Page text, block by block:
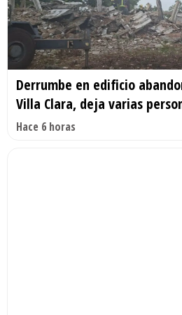
Derrumbe en edificio
Villa Clara, deja varias
Hace 6 horas